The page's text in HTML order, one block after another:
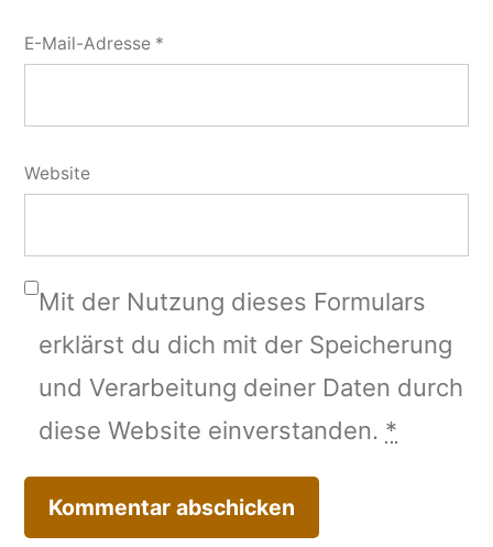
E-Mail-Adresse *
Website
Mit der Nutzung dieses Formulars
erklärst du dich mit der Speicherung
und Verarbeitung deiner Daten durch
diese Website einverstanden. *